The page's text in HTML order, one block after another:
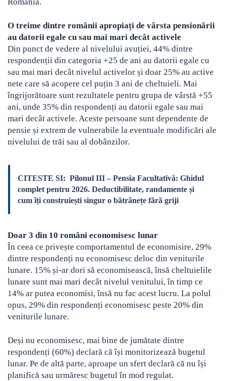
România.
O treime dintre românii apropiați de vârsta pensionării
au datorii egale cu sau mai mari decât activele
Din punct de vedere al nivelului avuției, 44% dintre
respondenții din categoria +25 de ani au datorii egale cu
sau mai mari decât nivelul activelor și doar 25% au active
nete care să acopere cel puțin 3 ani de cheltuieli. Mai
îngrijorătoare sunt rezultatele pentru grupa de vârstă +55
ani, unde 35% din respondenți au datorii egale sau mai
mari decât activele. Aceste persoane sunt dependente de
pensie și extrem de vulnerabile la eventuale modificări ale
nivelului de trăi sau al dobânzilor.
CITESTE SI: Pilonul III – Pensia Facultativă: Ghidul
complet pentru 2026. Deductibilitate, randamente și
cum îți construiești singur o bătrânețe fără griji
Doar 3 din 10 români economisesc lunar
În ceea ce privește comportamentul de economisire, 29%
dintre respondenți nu economisesc deloc din veniturile
lunare. 15% și-ar dori să economisească, însă cheltuielile
lunare sunt mai mari decât nivelul venitului, în timp ce
14% ar putea economisi, însă nu fac acest lucru. La polul
opus, 29% din respondenți economisesc peste 20% din
veniturile lunare.
Deși nu economisesc, mai bine de jumătate dintre
respondenți (60%) declară că își monitorizează bugetul
lunar. Pe de altă parte, aproape un sfert declară că nu își
planifică sau urmăresc bugetul în mod regulat.